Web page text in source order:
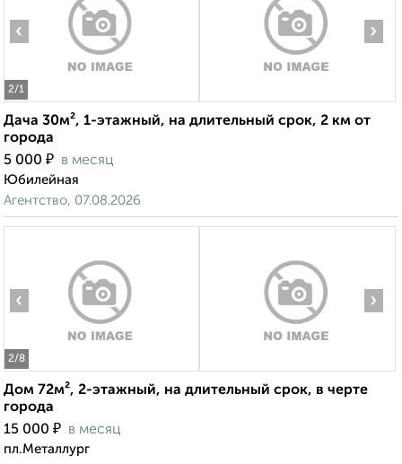
2/1
‹ ›
Дача 30м², 1-этажный, на длительный срок, 2 км от
города
5 000 ₽ в месяц
Юбилейная
Агентство, 07.08.2026
2/8
‹ ›
Дом 72м², 2-этажный, на длительный срок, в черте
города
15 000 ₽ в месяц
пл.Металлург